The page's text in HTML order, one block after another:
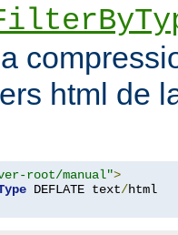
html de
root/manual">
DEFLATE text/